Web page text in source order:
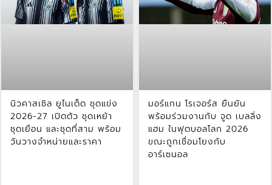
นิวคาสเซิล ยูไนเต็ด ชุดแข่ง
2026-27 เปิดตัว ชุดเหย้า
ชุดเยือน และชุดที่สาม พร้อม
วันวางจำหน่ายและราคา
มอร์แกน โรเจอร์ส ยืนยัน
พร้อมร่วมงานกับ จูด เบลลิ่ง
แฮม ในฟุตบอลโลก 2026
ขณะถูกเชื่อมโยงกับ
อาร์เซนอล